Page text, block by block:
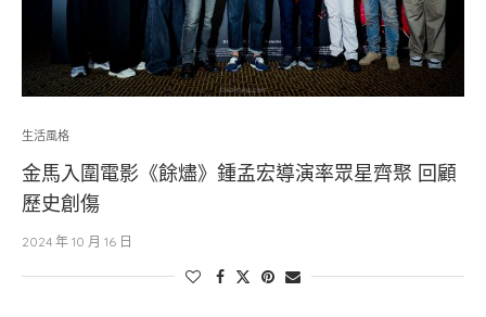
生活風格
金馬入圍電影《餘燼》鍾孟宏導演率眾星齊聚 回顧
歷史創傷
2024 年 10 月 16 日